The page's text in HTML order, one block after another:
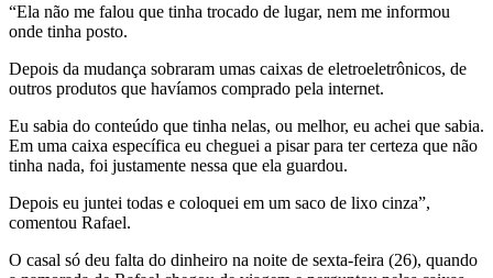
“Ela não me falou que tinha trocado de lugar, nem me informou
onde tinha posto.
Depois da mudança sobraram umas caixas de eletroeletrônicos, de
outros produtos que havíamos comprado pela internet.
Eu sabia do conteúdo que tinha nelas, ou melhor, eu achei que sabia.
Em uma caixa específica eu cheguei a pisar para ter certeza que não
tinha nada, foi justamente nessa que ela guardou.
Depois eu juntei todas e coloquei em um saco de lixo cinza”,
comentou Rafael.
O casal só deu falta do dinheiro na noite de sexta-feira (26), quando